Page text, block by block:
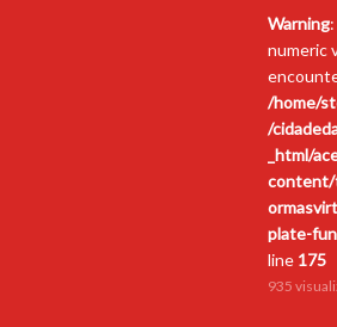
Warning
numeric
/home/
/
_html/
content/
plate-
line 175
935